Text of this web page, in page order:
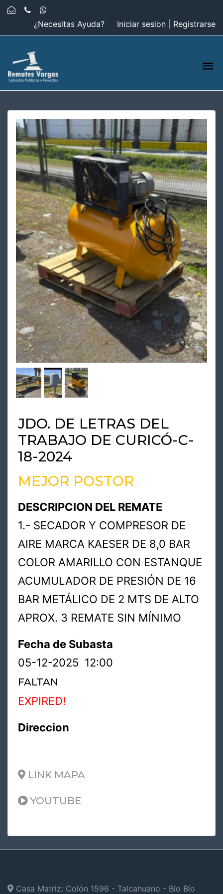
¿Necesitas Ayuda? Iniciar sesion Registrarse
JDO. DE LETRAS DEL
TRABAJO DE CURICÓ-C-
18-2024
MEJOR POSTOR
DESCRIPCION DEL REMATE
1.- SECADOR Y COMPRESOR DE
AIRE MARCA KAESER DE 8,0 BAR
COLOR AMARILLO CON ESTANQUE
ACUMULADOR DE PRESIÓN DE 16
BAR METÁLICO DE 2 MTS DE ALTO
APROX. 3 REMATE SIN MÍNIMO
Fecha de Subasta
05-12-2025 12:00
FALTAN
EXPIRED!
Direccion
LINK MAPA
YOUTUBE
Casa Matriz: Colón 1596 - Talcahuano - Bío Bío